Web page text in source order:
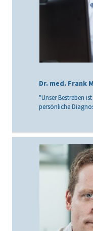
Dr. med. Frank
"Unser Bestreben
persönliche